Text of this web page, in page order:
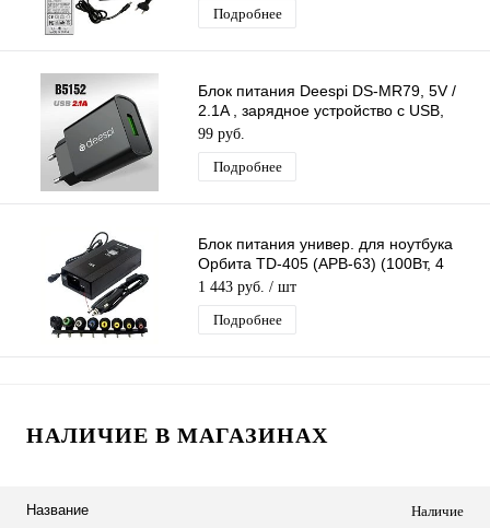
Подробнее
Блок питания Deespi DS-MR79, 5V /
2.1A , зарядное устройство с USB,
черный цвет
99 руб.
Подробнее
Блок питания универ. для ноутбука
Орбита TD-405 (APB-63) (100Вт, 4
разъёма, ЗУ авто)/40
1 443 руб. / шт
Подробнее
НАЛИЧИЕ В МАГАЗИНАХ
Название Наличие